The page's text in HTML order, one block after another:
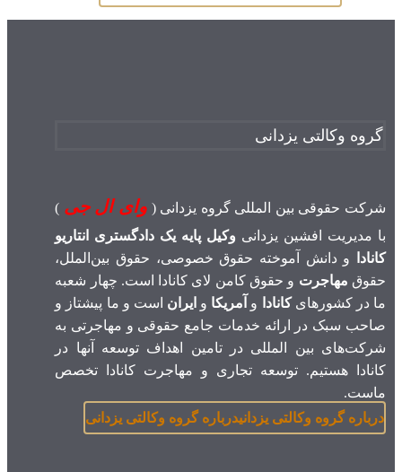
گروه وکالتی یزدانی
شرکت حقوقی بین المللی گروه یزدانی ( وای ال جی )
با مدیریت افشین یزدانی وکیل پایه یک دادگستری انتاریو
کانادا
و دانش آموخته حقوق خصوصی، حقوق بین‌الملل،
حقوق مهاجرت و حقوق کامن لای کانادا است. چهار شعبه
ما در کشورهایکانادا و آمریکا و ایران است و ما پیشتاز و
صاحب سبک در ارائه خدمات جامع حقوقی و مهاجرتی به
شرکت‌های بین المللی در تامین اهداف توسعه آنها در
کانادا هستیم. توسعه تجاری و مهاجرت کانادا تخصص
ماست.
درباره گروه وکالتی یزدانیدرباره گروه وکالتی یزدانی